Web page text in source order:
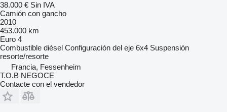
38.000 € Sin IVA
Camión con gancho
2010
453.000 km
Euro 4
Combustible diésel Configuración del eje 6x4 Suspensión
resorte/resorte
Francia, Fessenheim
T.O.B NEGOCE
Contacte con el vendedor